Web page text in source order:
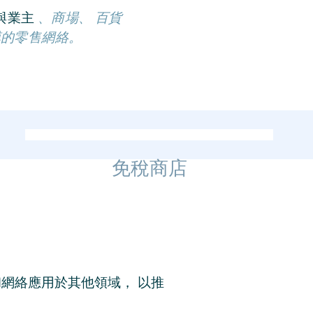
業主 、商場、 百貨
零售網絡。
免稅商店
Incheon Airport
絡應用於其他領域， 以推